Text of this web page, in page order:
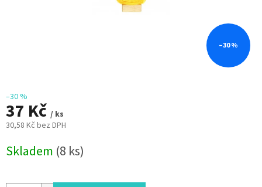
–30 %
–30 %
37 Kč / ks
30,58 Kč bez DPH
cena:
Skladem (8 ks)